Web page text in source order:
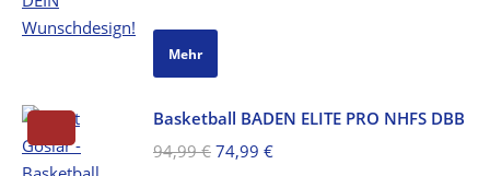
Mehr
Basketball BADEN ELITE PRO NHFS DBB
94,99€ Ursprünglicher
74,99 €Aktueller